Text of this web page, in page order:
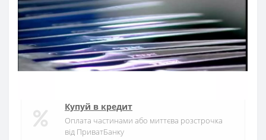
Швидка доставка
Доставка протягом 1-3 днів по Україні
Гарантія якості
10 років гарантія на ножі
Купуй в кредит
Оплата частинами або миттєва розстрочка
від ПриватБанку